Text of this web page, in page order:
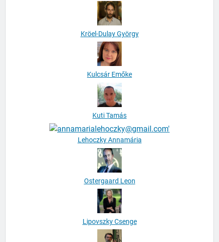
Kröel-Dulay György
Kulcsár Emőke
Kuti Tamás
Lehoczky Annamária
Ostergaard Leon
Lipovszky Csenge